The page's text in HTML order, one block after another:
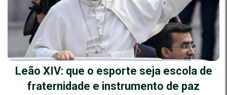
Leão XIV: que o esporte seja escola de
fraternidade e instrumento de paz